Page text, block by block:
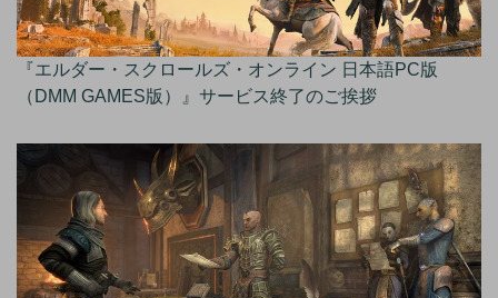
『エルダー・スクロールズ・オンライン 日本語PC版
（DMM GAMES版）』サービス終了のご挨拶